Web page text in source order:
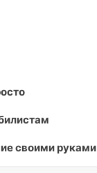
своими руками